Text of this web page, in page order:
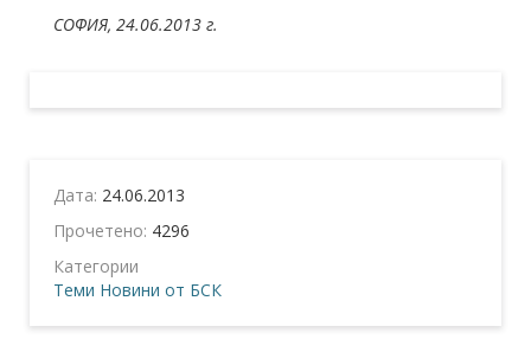
СОФИЯ, 24.06.2013 г.
Дата: 24.06.2013
Прочетено: 4296
Категории
Теми Новини от БСК